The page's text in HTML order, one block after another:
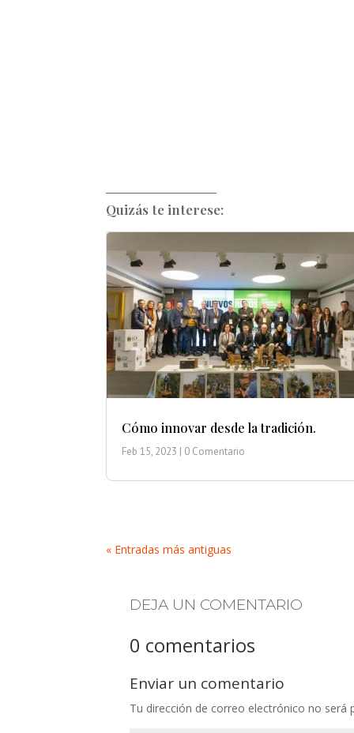
Quizás te interese:
Cómo innovar desde la tradición.
Feb 15, 2023 | 0 Comentario
« Entradas más antiguas
DEJA UN COMENTARIO
0 comentarios
Enviar un comentario
Tu dirección de correo electrónico no será